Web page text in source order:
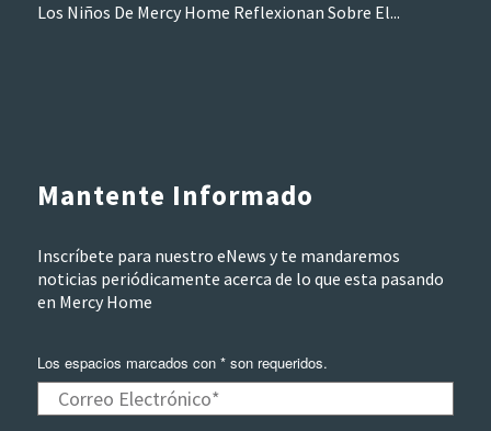
Los Niños De Mercy Home Reflexionan Sobre El...
Mantente Informado
Inscríbete para nuestro eNews y te mandaremos
noticias periódicamente acerca de lo que esta pasando
en Mercy Home
Los espacios marcados con * son requeridos.